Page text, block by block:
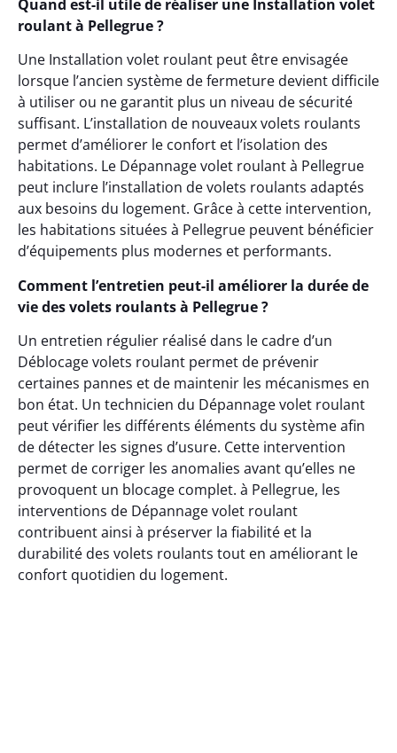
Quand est-il utile de réaliser une Installation volet
roulant à Pellegrue ?
Une Installation volet roulant peut être envisagée
lorsque l’ancien système de fermeture devient difficile
à utiliser ou ne garantit plus un niveau de sécurité
suffisant. L’installation de nouveaux volets roulants
permet d’améliorer le confort et l’isolation des
habitations. Le Dépannage volet roulant à Pellegrue
peut inclure l’installation de volets roulants adaptés
aux besoins du logement. Grâce à cette intervention,
les habitations situées à Pellegrue peuvent bénéficier
d’équipements plus modernes et performants.
Comment l’entretien peut-il améliorer la durée de
vie des volets roulants à Pellegrue ?
Un entretien régulier réalisé dans le cadre d’un
Déblocage volets roulant permet de prévenir
certaines pannes et de maintenir les mécanismes en
bon état. Un technicien du Dépannage volet roulant
peut vérifier les différents éléments du système afin
de détecter les signes d’usure. Cette intervention
permet de corriger les anomalies avant qu’elles ne
provoquent un blocage complet. à Pellegrue, les
interventions de Dépannage volet roulant
contribuent ainsi à préserver la fiabilité et la
durabilité des volets roulants tout en améliorant le
confort quotidien du logement.